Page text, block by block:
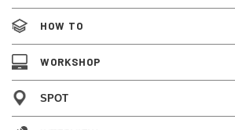
HOW TO
WORKSHOP
SPOT